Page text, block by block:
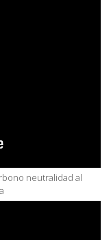
neutralidad al